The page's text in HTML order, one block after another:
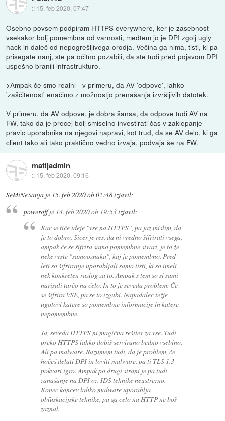
:: 15. feb 2020, 07:47
Osebno povsem podpiram HTTPS everywhere, ker je zasebnost
vsekakor bolj pomembna od varnosti, medtem jo je DPI zgolj ugly
hack in daleč od nepogrešljivega orodja. Večina ga nima, tisti, ki pa
prisegate nanj, ste pa očitno pozabili, da ste tudi pred pojavom DPI
uspešno branili infrastrukturo.
>Ampak če smo realni - v primeru, da AV 'odpove', lahko
'zaščitenost' enačimo z možnostjo prenašanja izvršljivih datotek.
V primeru, da AV odpove, je dobra šansa, da odpove tudi AV na
FW, tako da je precej bolj smiselno investirati čas v zaklepanje
pravic uporabnika na njegovi napravi, kot trud, da se AV delo, ki ga
client tako ali tako praktično vedno izvaja, podvaja še na FW.
matijadmin
:: 15. feb 2020, 09:16
SeMiNeSanja je 15. feb 2020 ob 02:48izjavil:
poweroffje 14. feb 2020 ob 19:53izjavil:
Kar se tiče ideje "vse na HTTPS", pa jaz mislim, da
je to dobro. Sicer je res, da ni vredno šifrirati vsega,
ampak če se šifrira samo pomembne stvari, je to že
neke vrste "samooznaka", kaj je pomembno. Pred
leti so šifriranje uporabljali samo tisti, ki so imeli
nek konkreten razlog za to. Ampak s tem so si sami
narisali tarčo na čelo. In to je seveda problem. Če
se šifrira VSE, pa se to izgubi. Napadalec težje
ugotovi katere so pomembne informacije in katere
nepomembne.
Ja, seveda HTTPS ni magična rešitev za vse. Tudi
preko HTTPS lahko dobiš servirano bedno vsebino.
Ali pa malware. Razumem tudi, da je problem, če
hočeš delati DPI in loviti malware, pa ti TLS 1.3
pokvari igro. Ampak po drugi strani je pa tudi
zanašanje na DPI oz. IDS tehnike neustrezno.
Konec koncev lahko malware uporablja
obfuskacijske tehnike, pa ga celo na HTTP ne boš
zaznal.